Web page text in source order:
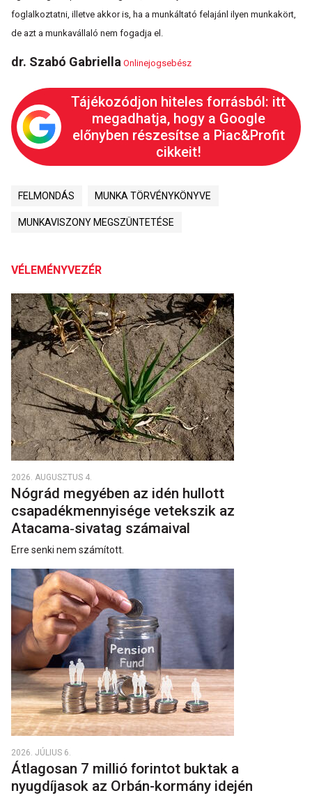
foglalkoztatni, illetve akkor is, ha a munkáltató felajánl ilyen munkakört,
de azt a munkavállaló nem fogadja el.
dr. Szabó Gabriella Onlinejogsebész
Tájékozódjon hiteles forrásból: itt
megadhatja, hogy a Google
előnyben részesítse a Piac&Profit
cikkeit!
FELMONDÁS MUNKA TÖRVÉNYKÖNYVE
MUNKAVISZONY MEGSZÜNTETÉSE
VÉLEMÉNYVEZÉR
2026. AUGUSZTUS 4.
Nógrád megyében az idén hullott
csapadékmennyisége vetekszik az
Atacama‑sivatag számaival
Erre senki nem számított.
2026. JÚLIUS 6.
Átlagosan 7 millió forintot buktak a
nyugdíjasok az Orbán-kormány idején